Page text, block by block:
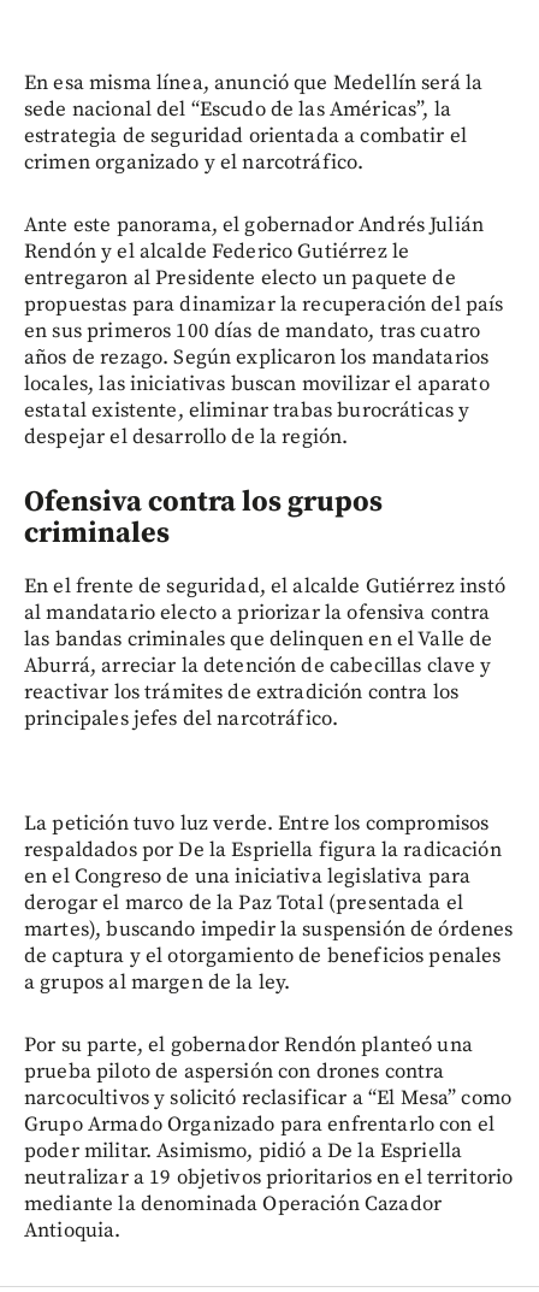
En esa misma línea, anunció que Medellín será la
sede nacional del “Escudo de las Américas”, la
estrategia de seguridad orientada a combatir el
crimen organizado y el narcotráfico.
Ante este panorama, el gobernador Andrés Julián
Rendón y el alcalde Federico Gutiérrez le
entregaron al Presidente electo un paquete de
propuestas para dinamizar la recuperación del país
en sus primeros 100 días de mandato, tras cuatro
años de rezago. Según explicaron los mandatarios
locales, las iniciativas buscan movilizar el aparato
estatal existente, eliminar trabas burocráticas y
despejar el desarrollo de la región.
Ofensiva contra los grupos
criminales
En el frente de seguridad, el alcalde Gutiérrez instó
al mandatario electo a priorizar la ofensiva contra
las bandas criminales que delinquen en el Valle de
Aburrá, arreciar la detención de cabecillas clave y
reactivar los trámites de extradición contra los
principales jefes del narcotráfico.
La petición tuvo luz verde. Entre los compromisos
respaldados por De la Espriella figura la radicación
en el Congreso de una iniciativa legislativa para
derogar el marco de la Paz Total (presentada el
martes), buscando impedir la suspensión de órdenes
de captura y el otorgamiento de beneficios penales
a grupos al margen de la ley.
Por su parte, el gobernador Rendón planteó una
prueba piloto de aspersión con drones contra
narcocultivos y solicitó reclasificar a “El Mesa” como
Grupo Armado Organizado para enfrentarlo con el
poder militar. Asimismo, pidió a De la Espriella
neutralizar a 19 objetivos prioritarios en el territorio
mediante la denominada Operación Cazador
Antioquia.